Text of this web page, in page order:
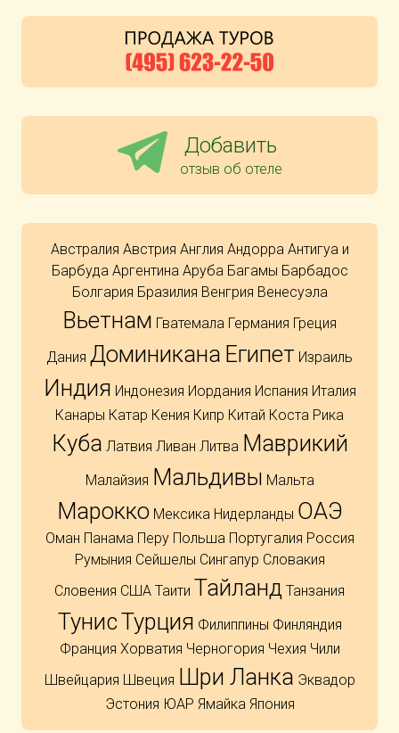
Добавить
отзыв об отеле
Австралия Австрия Англия Андорра Антигуа и
Барбуда Аргентина Аруба Багамы Барбадос
Болгария Бразилия Венгрия Венесуэла
Вьетнам Гватемала Германия Греция
Дания Доминикана Египет Израиль
Индия Индонезия Иордания Испания Италия
Канары Катар Кения Кипр Китай Коста Рика
Куба Латвия Ливан Литва Маврикий
Малайзия Мальдивы Мальта
Марокко Мексика Нидерланды ОАЭ
Оман Панама Перу Польша Португалия Россия
Румыния Сейшелы Сингапур Словакия
Словения США Таити Тайланд Танзания
ТунисТурция Филиппины Финляндия
Франция Хорватия Черногория Чехия Чили
Швейцария Швеция Шри Ланка Эквадор
Эстония ЮАР Ямайка Япония